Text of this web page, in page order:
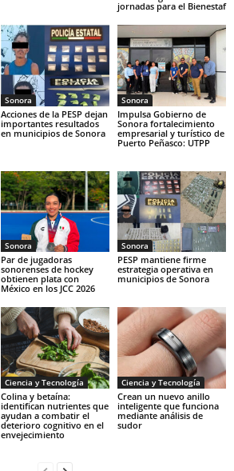
jornadas para el Bienestaf
Sonora
Acciones de la PESP dejan
importantes resultados
en municipios de Sonora
Sonora
Impulsa Gobierno de
Sonora fortalecimiento
empresarial y turístico de
Puerto Peñasco: UTPP
Sonora
Par de jugadoras
sonorenses de hockey
obtienen plata con
México en los JCC 2026
Sonora
PESP mantiene firme
estrategia operativa en
municipios de Sonora
Ciencia y Tecnología
Colina y betaína:
identifican nutrientes que
ayudan a combatir el
deterioro cognitivo en el
envejecimiento
Ciencia y Tecnología
Crean un nuevo anillo
inteligente que funciona
mediante análisis de
sudor